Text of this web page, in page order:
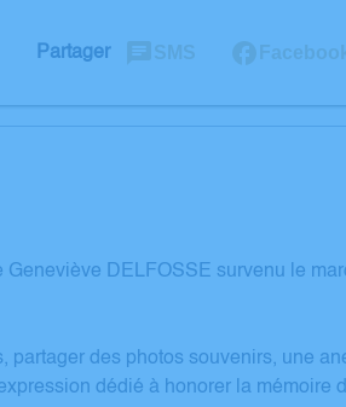
Partager SMS
DELFOSSE survenu le
des photos souvenirs, une
dédié à honorer la mémoire